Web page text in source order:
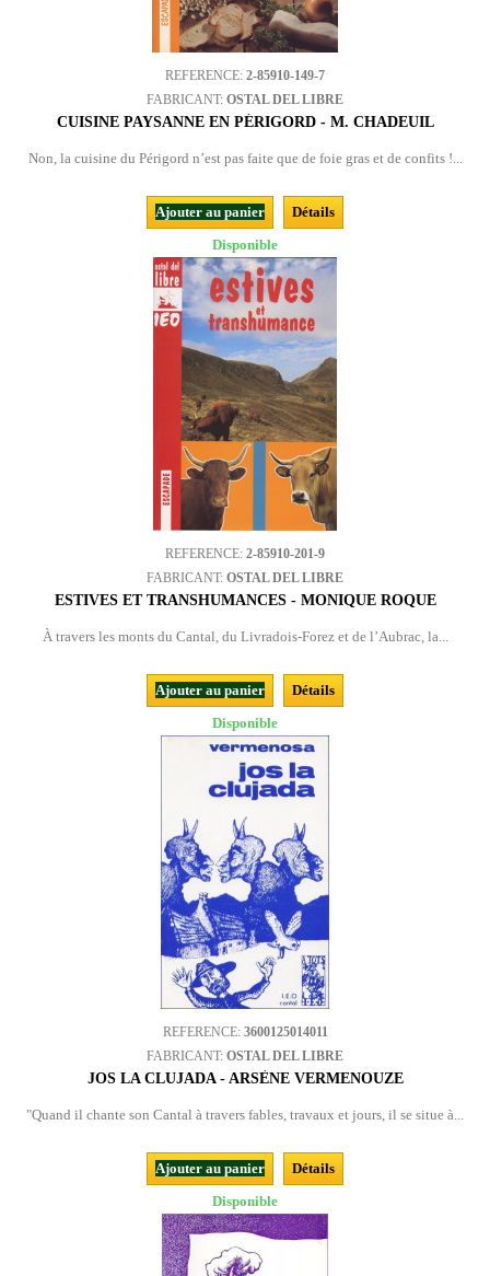
REFERENCE: 2-85910-149-7
FABRICANT: OSTAL DEL LIBRE
CUISINE PAYSANNE EN PÉRIGORD - M. CHADEUIL
Non, la cuisine du Périgord n’est pas faite que de foie gras et de confits !...
Ajouter au panier
Détails
Disponible
REFERENCE: 2-85910-201-9
FABRICANT: OSTAL DEL LIBRE
ESTIVES ET TRANSHUMANCES - MONIQUE ROQUE
À travers les monts du Cantal, du Livradois-Forez et de l’Aubrac, la...
Ajouter au panier
Détails
Disponible
REFERENCE: 3600125014011
FABRICANT: OSTAL DEL LIBRE
JOS LA CLUJADA - ARSÈNE VERMENOUZE
"Quand il chante son Cantal à travers fables, travaux et jours, il se situe à...
Ajouter au panier
Détails
Disponible